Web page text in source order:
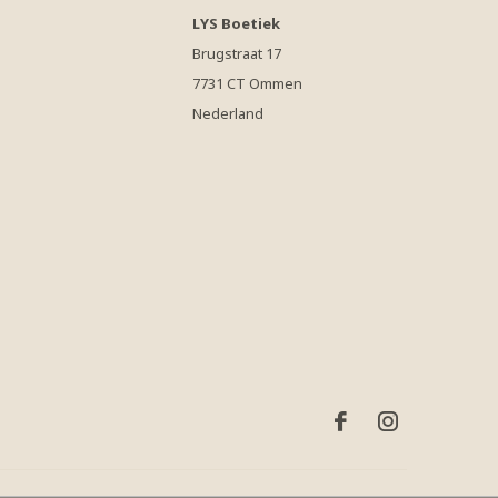
LYS Boetiek
Brugstraat 17
7731 CT Ommen
Nederland